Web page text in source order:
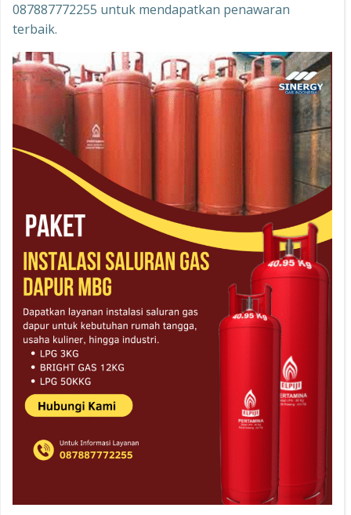
087887772255 untuk mendapatkan penawaran
terbaik.